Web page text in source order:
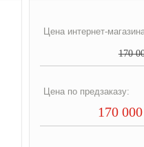
Цена интернет-
170
Цена по предзаказу:
170